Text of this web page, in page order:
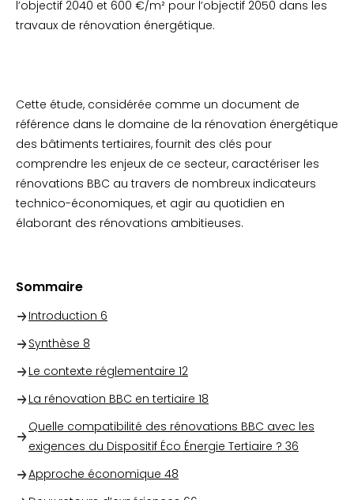
l’objectif 2040 et 600 €/m² pour l’objectif 2050 dans les
travaux de rénovation énergétique.
Cette étude, considérée comme un document de
référence dans le domaine de la rénovation énergétique
des bâtiments tertiaires, fournit des clés pour
comprendre les enjeux de ce secteur, caractériser les
rénovations BBC au travers de nombreux indicateurs
technico-économiques, et agir au quotidien en
élaborant des rénovations ambitieuses.
Sommaire
Introduction 6
Synthèse 8
Le contexte réglementaire 12
La rénovation BBC en tertiaire 18
Quelle compatibilité des rénovations BBC avec les
exigences du Dispositif Éco Énergie Tertiaire ? 36
Approche économique 48